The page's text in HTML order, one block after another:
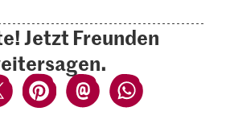
Jetzt Freunden